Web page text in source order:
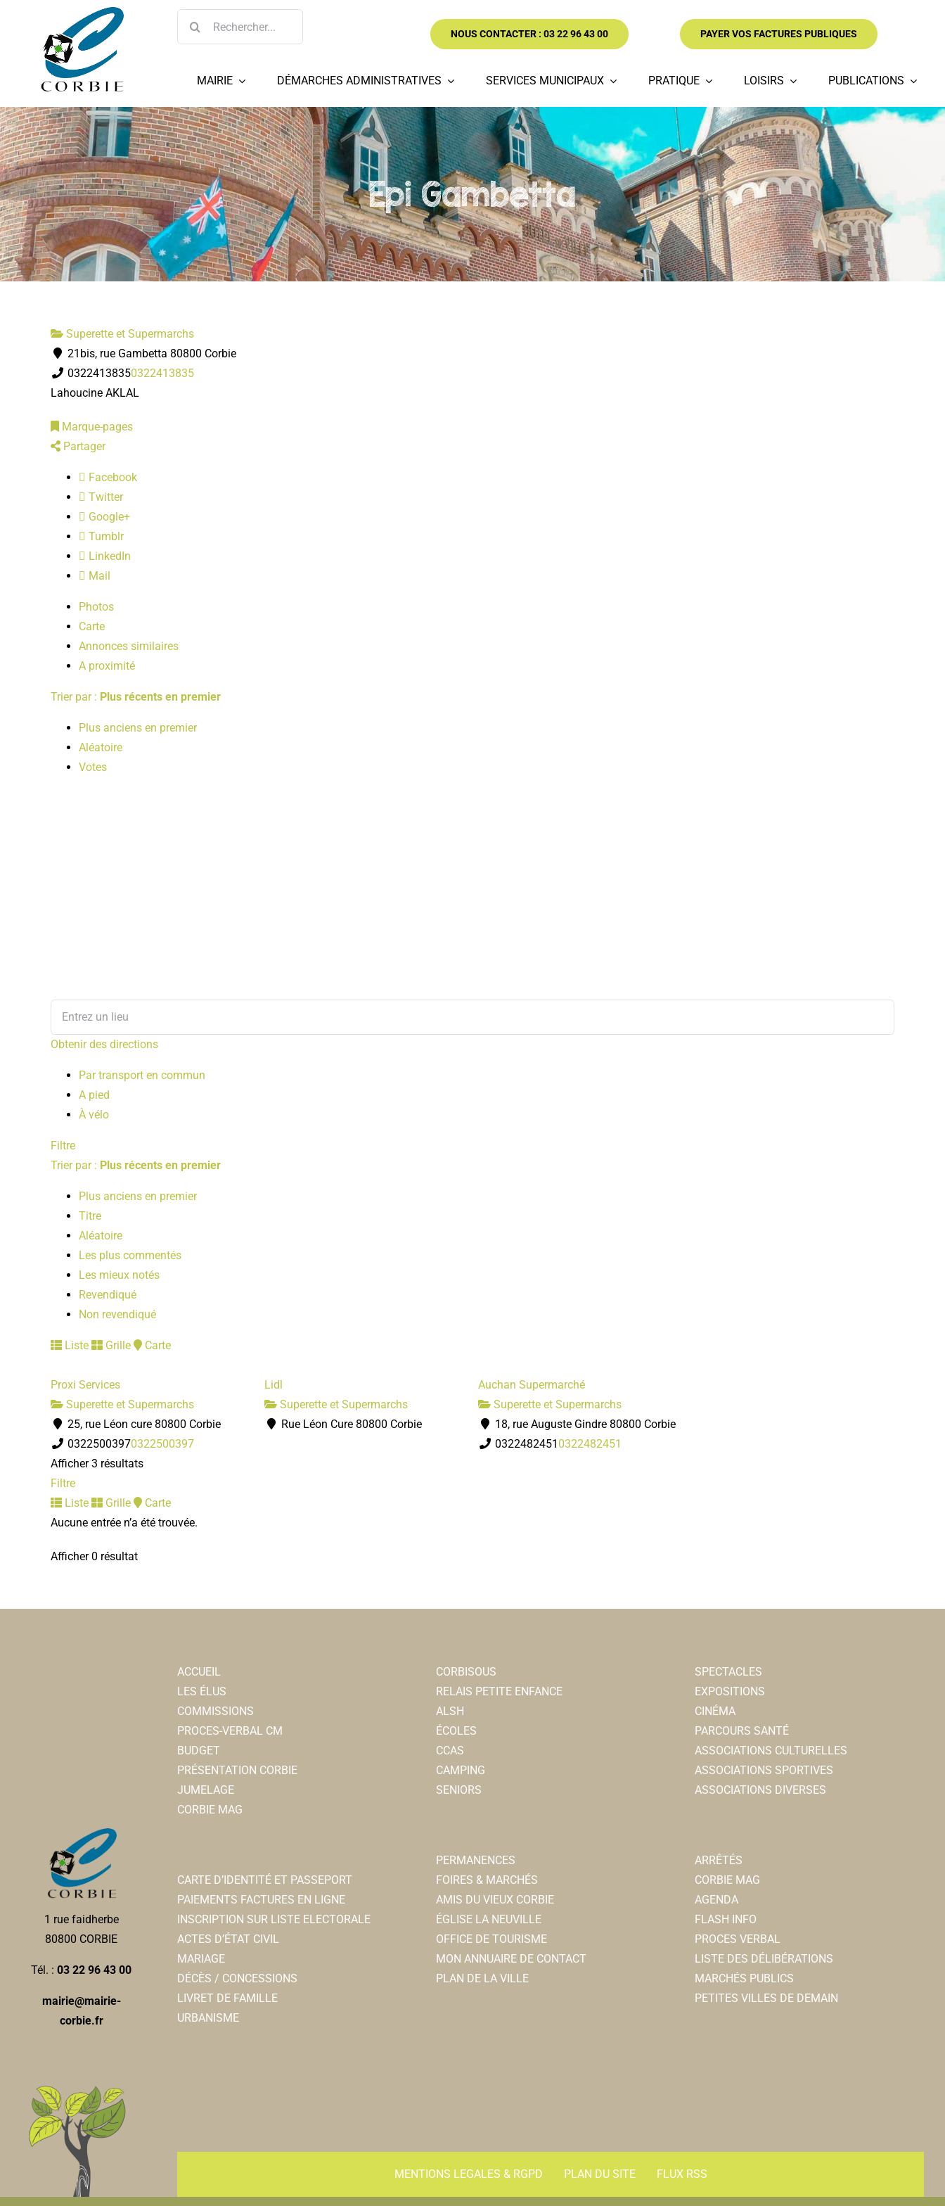
Rechercher:
NOUS CONTACTER : 03 22 96 43 00 PAYER VOS FACTURES PUBLIQUES
MAIRIE DÉMARCHES ADMINISTRATIVES SERVICES MUNICIPAUX PRATIQUE LOISIRS PUBLICATIONS
Epi Gambetta
Superette et Supermarchs
21bis, rue Gambetta 80800 Corbie
03224138350322413835
Lahoucine AKLAL
Marque-pages
Partager
Facebook
Twitter
Google+
Tumblr
LinkedIn
Mail
Photos
Carte
Annonces similaires
A proximité
Trier par : Plus récents en premier
Plus anciens en premier
Aléatoire
Votes
Obtenir des directions
Par transport en commun
A pied
À vélo
Filtre
Trier par : Plus récents en premier
Plus anciens en premier
Titre
Aléatoire
Les plus commentés
Les mieux notés
Revendiqué
Non revendiqué
Liste Grille Carte
Proxi Services
Superette et Supermarchs
25, rue Léon cure 80800 Corbie
03225003970322500397
Lidl
Superette et Supermarchs
Rue Léon Cure 80800 Corbie
Auchan Supermarché
Superette et Supermarchs
18, rue Auguste Gindre 80800 Corbie
0322482451 0322482451
Afficher 3 résultats
Filtre
Liste
Grille
Carte
Aucune entrée n’a été trouvée.
Afficher 0 résultat
1 rue faidherbe
80800 CORBIE
Tél. :03 22 96 43 00
mairie@mairie-
corbie.fr
ACCUEIL
LES ÉLUS
COMMISSIONS
PROCES-VERBAL CM
BUDGET
PRÉSENTATION CORBIE
JUMELAGE
CORBIE MAG
CARTE D’IDENTITÉ ET PASSEPORT
PAIEMENTS FACTURES EN LIGNE
INSCRIPTION SUR LISTE ELECTORALE
ACTES D’ÉTAT CIVIL
MARIAGE
DÉCÈS / CONCESSIONS
LIVRET DE FAMILLE
URBANISME
CORBISOUS
RELAIS PETITE ENFANCE
ALSH
ÉCOLES
CCAS
CAMPING
SENIORS
PERMANENCES
FOIRES & MARCHÉS
AMIS DU VIEUX CORBIE
ÉGLISE LA NEUVILLE
OFFICE DE TOURISME
MON ANNUAIRE DE CONTACT
PLAN DE LA VILLE
SPECTACLES
EXPOSITIONS
CINÉMA
PARCOURS SANTÉ
ASSOCIATIONS CULTURELLES
ASSOCIATIONS SPORTIVES
ASSOCIATIONS DIVERSES
ARRÊTÉS
CORBIE MAG
AGENDA
FLASH INFO
PROCES VERBAL
LISTE DES DÉLIBÉRATIONS
MARCHÉS PUBLICS
PETITES VILLES DE DEMAIN
MENTIONS LEGALES & RGPD PLAN DU SITE FLUX RSS